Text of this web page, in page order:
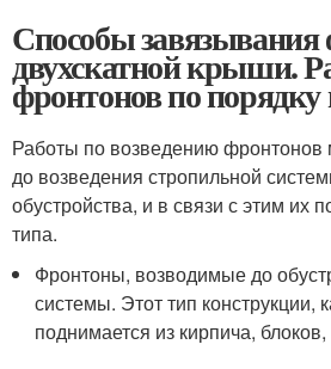
Способы завязывания
двухскатной крыши.
фронтонов по порядку
Работы по возведению фронтонов
до возведения стропильной
обустройства, и в связи с этим их
типа.
Фронтоны, возводимые до
системы. Этот тип конструкции,
поднимается из кирпича,